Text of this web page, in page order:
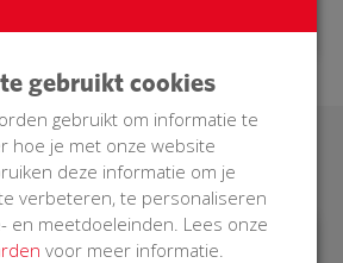
donaties
gebruikt cookies
gebruikt om informatie te
hoe je met onze website
deze informatie om je
verbeteren, te personaliseren
en meetdoeleinden. Lees onze
voor meer informatie.